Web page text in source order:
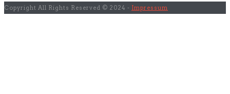
Copyright All Rights Reserved © 2024 - Impressum